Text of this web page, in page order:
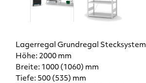
Lagerregal Grundregal Stecksystem
Höhe: 2000 mm
Breite: 1000 (1060) mm
Tiefe: 500 (535) mm